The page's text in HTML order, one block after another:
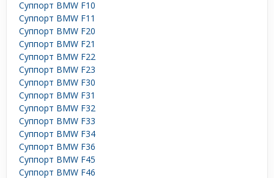
Суппорт BMW F10
Суппорт BMW F11
Суппорт BMW F20
Суппорт BMW F21
Суппорт BMW F22
Суппорт BMW F23
Суппорт BMW F30
Суппорт BMW F31
Суппорт BMW F32
Суппорт BMW F33
Суппорт BMW F34
Суппорт BMW F36
Суппорт BMW F45
Суппорт BMW F46